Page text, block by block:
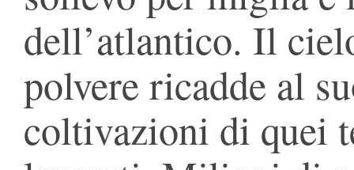
dell’atlantico. Il
polvere ricadde al
coltivazioni di quei